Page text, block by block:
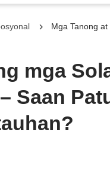
Mga Tanong
mga
Saan